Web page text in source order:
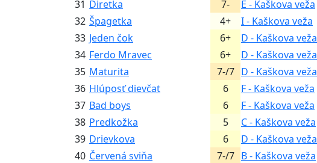
31 Diretka 7- E - Kaškova veža
32 Špagetka 4+ I - Kaškova veža
33 Jeden čok 6+ D - Kaškova veža
34 Ferdo Mravec 6+ D - Kaškova veža
35 Maturita 7-/7 D - Kaškova veža
36 Hlúposť dievčat 6 F - Kaškova veža
37 Bad boys 6 F - Kaškova veža
38 Predkožka 5 C - Kaškova veža
39 Drievkova 6 D - Kaškova veža
40 Červená sviňa 7-/7 B - Kaškova veža